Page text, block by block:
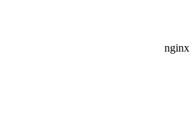
nginx